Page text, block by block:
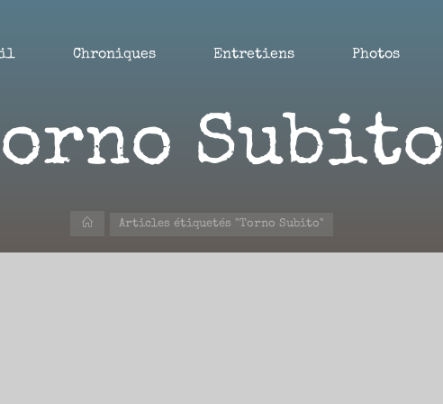
Chroniques Entretiens Photos
Subito
AccueilArticles étiquetés "Torno Subito"